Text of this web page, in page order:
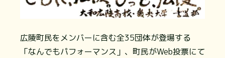
広陵町民をメンバーに含む全35団体が登場する
「なんでもパフォーマンス」、町民がWeb投票にて